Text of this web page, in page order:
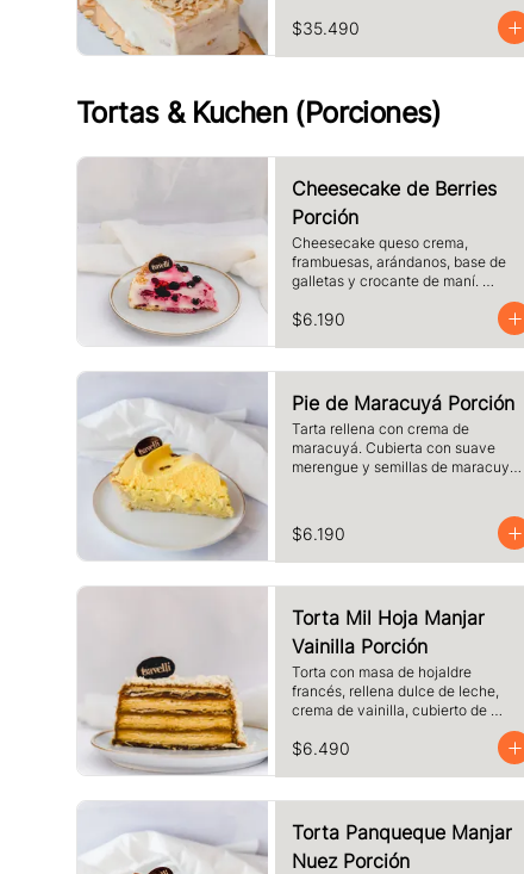
blanco y almendras laminadas
$35.490
Tortas & Kuchen (Porciones)
Cheesecake de Berries
Porción
Cheesecake queso crema,
frambuesas, arándanos, base de
galletas y crocante de maní.
$6.190
Pie de Maracuyá Porción
Tarta rellena con crema de
maracuyá. Cubierta con suave
merengue y semillas de maracuyá.
$6.190
Torta Mil Hoja Manjar
Vainilla Porción
Torta con masa de hojaldre
francés, rellena dulce de leche,
crema de vainilla, cubierto de
elección.
$6.490
Torta Panqueque Manjar
Nuez Porción